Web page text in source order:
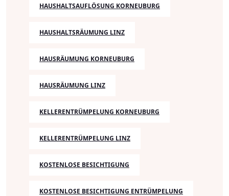
HAUSHALTSAUFLÖSUNG KORNEUBURG
HAUSHALTSRÄUMUNG LINZ
HAUSRÄUMUNG KORNEUBURG
HAUSRÄUMUNG LINZ
KELLERENTRÜMPELUNG KORNEUBURG
KELLERENTRÜMPELUNG LINZ
KOSTENLOSE BESICHTIGUNG
KOSTENLOSE BESICHTIGUNG ENTRÜMPELUNG